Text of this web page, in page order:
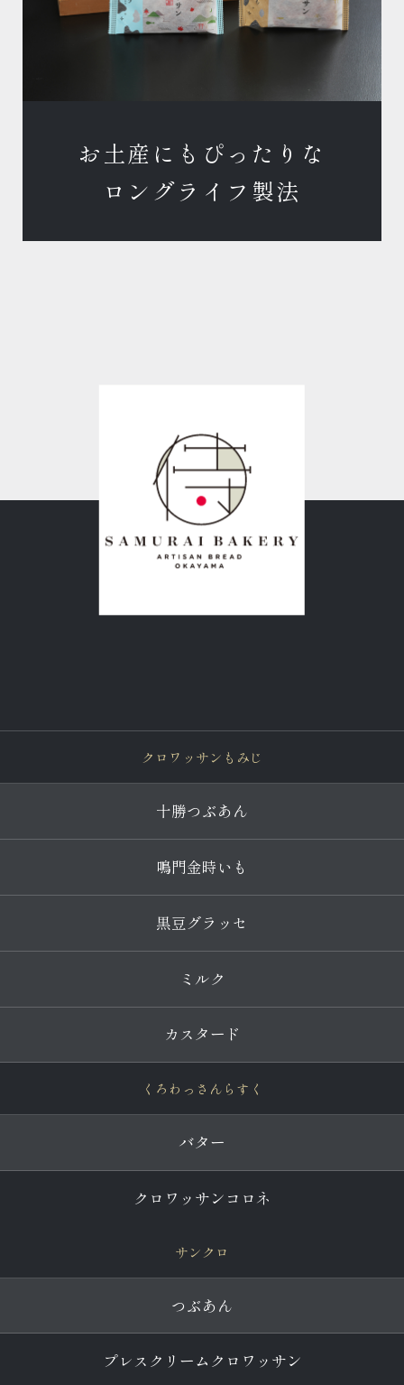
お土産にもぴったりな
ロングライフ製法
クロワッサンもみじ
十勝つぶあん
鳴門金時いも
黒豆グラッセ
ミルク
カスタード
くろわっさんらすく
バター
クロワッサンコロネ
サンクロ
つぶあん
プレスクリームクロワッサン